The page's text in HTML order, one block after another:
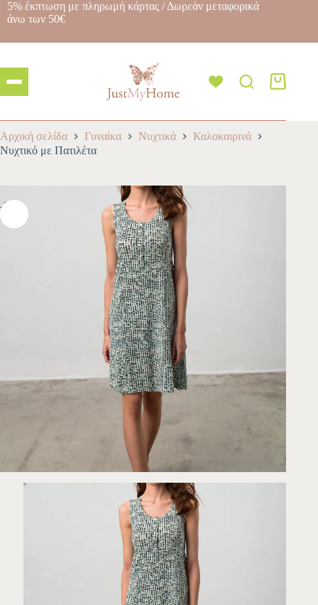
5% έκπτωση με πληρωμή κάρτας / Δωρεάν μεταφορικά
άνω των 50€
Αρχική σελίδα Γυναίκα Νυχτικά
Καλοκαιρινά
Νυχτικό με Πατιλέτα
-30%